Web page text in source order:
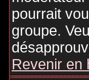
pourrait
groupe.
Revenir en